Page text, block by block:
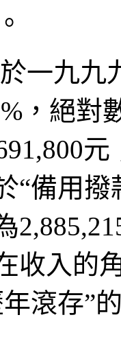
一九九
，絕對
“備用撥
收入的
滾存”